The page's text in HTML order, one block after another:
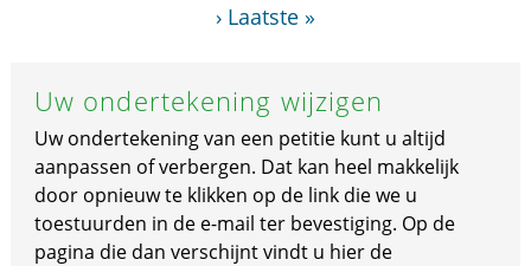
› Laatste »
Uw ondertekening wijzigen
Uw ondertekening van een petitie kunt u altijd
aanpassen of verbergen. Dat kan heel makkelijk
door opnieuw te klikken op de link die we u
toestuurden in de e-mail ter bevestiging. Op de
pagina die dan verschijnt vindt u hier de